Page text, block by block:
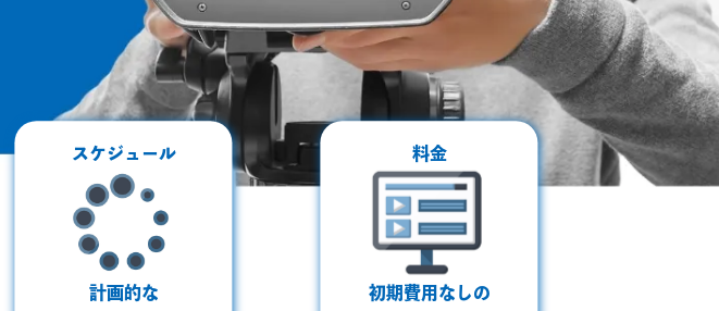
スケジュール
計画的な
料金
初期費用なしの